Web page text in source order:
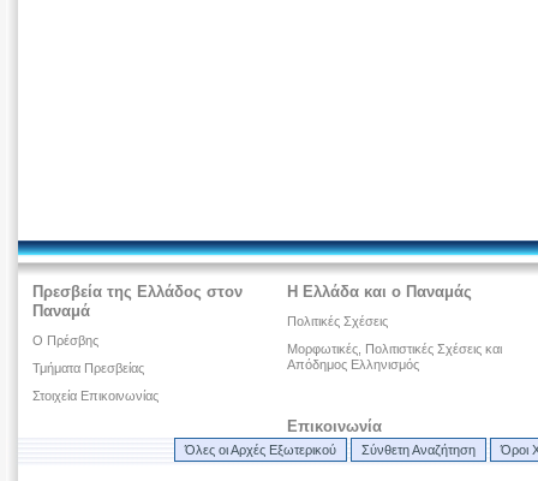
Πρεσβεία της Ελλάδος στον
Παναμά
Ο Πρέσβης
Τμήματα Πρεσβείας
Στοιχεία Επικοινωνίας
Η Ελλάδα και ο Παναμάς
Πολιτικές Σχέσεις
Μορφωτικές, Πολιτιστικές Σχέσεις και
Απόδημος Ελληνισμός
Επικοινωνία
Όλες οι Αρχές Εξωτερικού Σύνθετη Αναζήτηση Όροι